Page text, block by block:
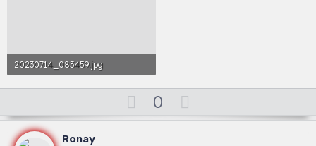
20230714_083459.jpg
1.7 MB · Görüntüleme: 21
O
y
0
o
Ronay